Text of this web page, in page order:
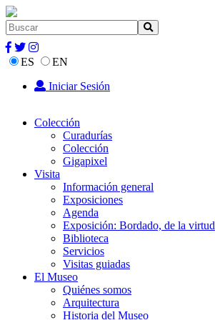
ES
EN
Iniciar Sesión
Colección
Curadurías
Colección
Gigapixel
Visita
Información general
Exposiciones
Agenda
Exposición: Bordado, de la virtud
Biblioteca
Servicios
Visitas guiadas
El Museo
Quiénes somos
Arquitectura
Historia del Museo